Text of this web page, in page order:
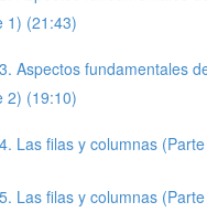
1) (21:43)
Aspectos fundamentales
2) (19:10)
Las filas y columnas
Las filas y columnas